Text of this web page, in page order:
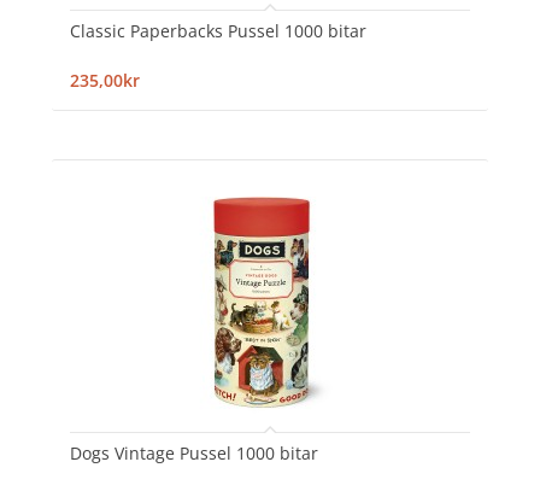
Classic Paperbacks Pussel 1000 bitar
235,00kr
Dogs Vintage Pussel 1000 bitar